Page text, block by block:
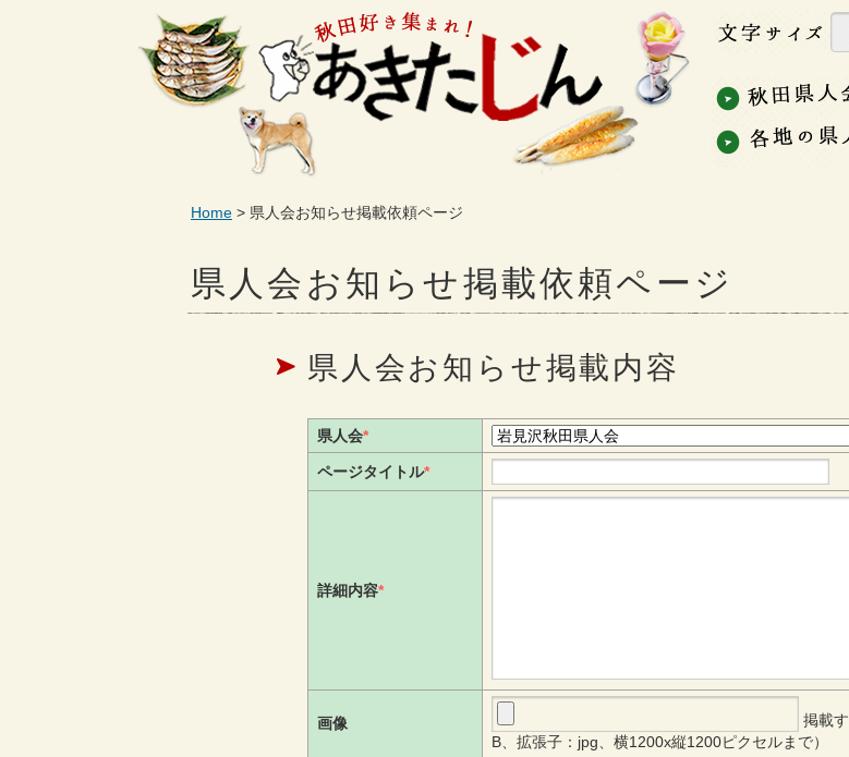
Home 県人会お知らせ掲載依頼ページ
県人会お知らせ掲載依頼ページ
県人会お知らせ掲載内容
県人会*
ページタイトル*
詳細内容*
画像
掲載
B、拡張子：jpg、横1200x縦1200ピクセルまで）